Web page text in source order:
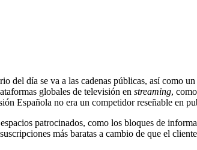
del día se va a las cadenas públicas, así como
globales de televisión en streaming,
Española no era un competidor reseñable en
patrocinados, como los bloques de
más baratas a cambio de que el